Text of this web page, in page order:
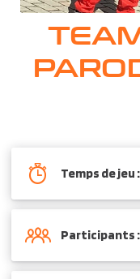
Temps de jeu
Participants :